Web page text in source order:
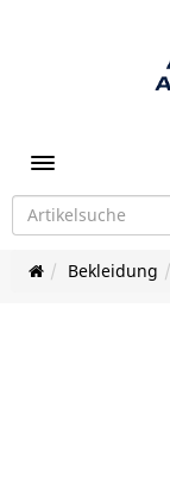
Toggle
Bekleidung